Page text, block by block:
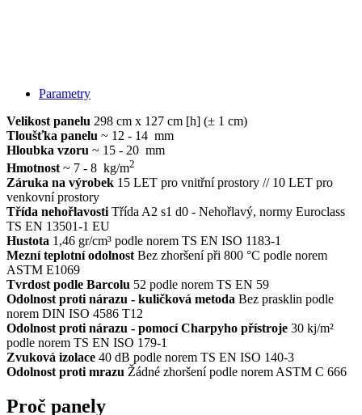
Parametry
Velikost panelu 298 cm x 127 cm [h] (± 1 cm)
Tloušťka panelu ~ 12 - 14 mm
Hloubka vzoru ~ 15 - 20 mm
Hmotnost ~ 7 - 8 kg/m2
Záruka na výrobek 15 LET pro vnitřní prostory // 10 LET pro
venkovní prostory
Třída nehořlavosti Třída A2 s1 d0 - Nehořlavý, normy Euroclass
TS EN 13501-1 EU
Hustota 1,46 gr/cm³ podle norem TS EN ISO 1183-1
Mezní teplotní odolnost Bez zhoršení při 800 °C podle norem
ASTM E1069
Tvrdost podle Barcolu 52 podle norem TS EN 59
Odolnost proti nárazu - kuličková metoda Bez prasklin podle
norem DIN ISO 4586 T12
Odolnost proti nárazu - pomocí Charpyho přístroje 30 kj/m²
podle norem TS EN ISO 179-1
Zvuková izolace 40 dB podle norem TS EN ISO 140-3
Odolnost proti mrazu Žádné zhoršení podle norem ASTM C 666
Proč panely